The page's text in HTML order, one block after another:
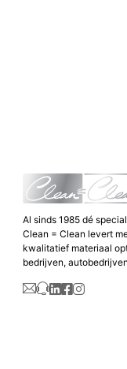
Al sinds 1985 dé
Clean = Clean levert
kwalitatief materiaal
bedrijven,